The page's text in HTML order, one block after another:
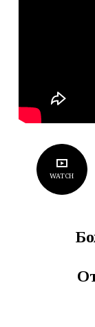
WATCH